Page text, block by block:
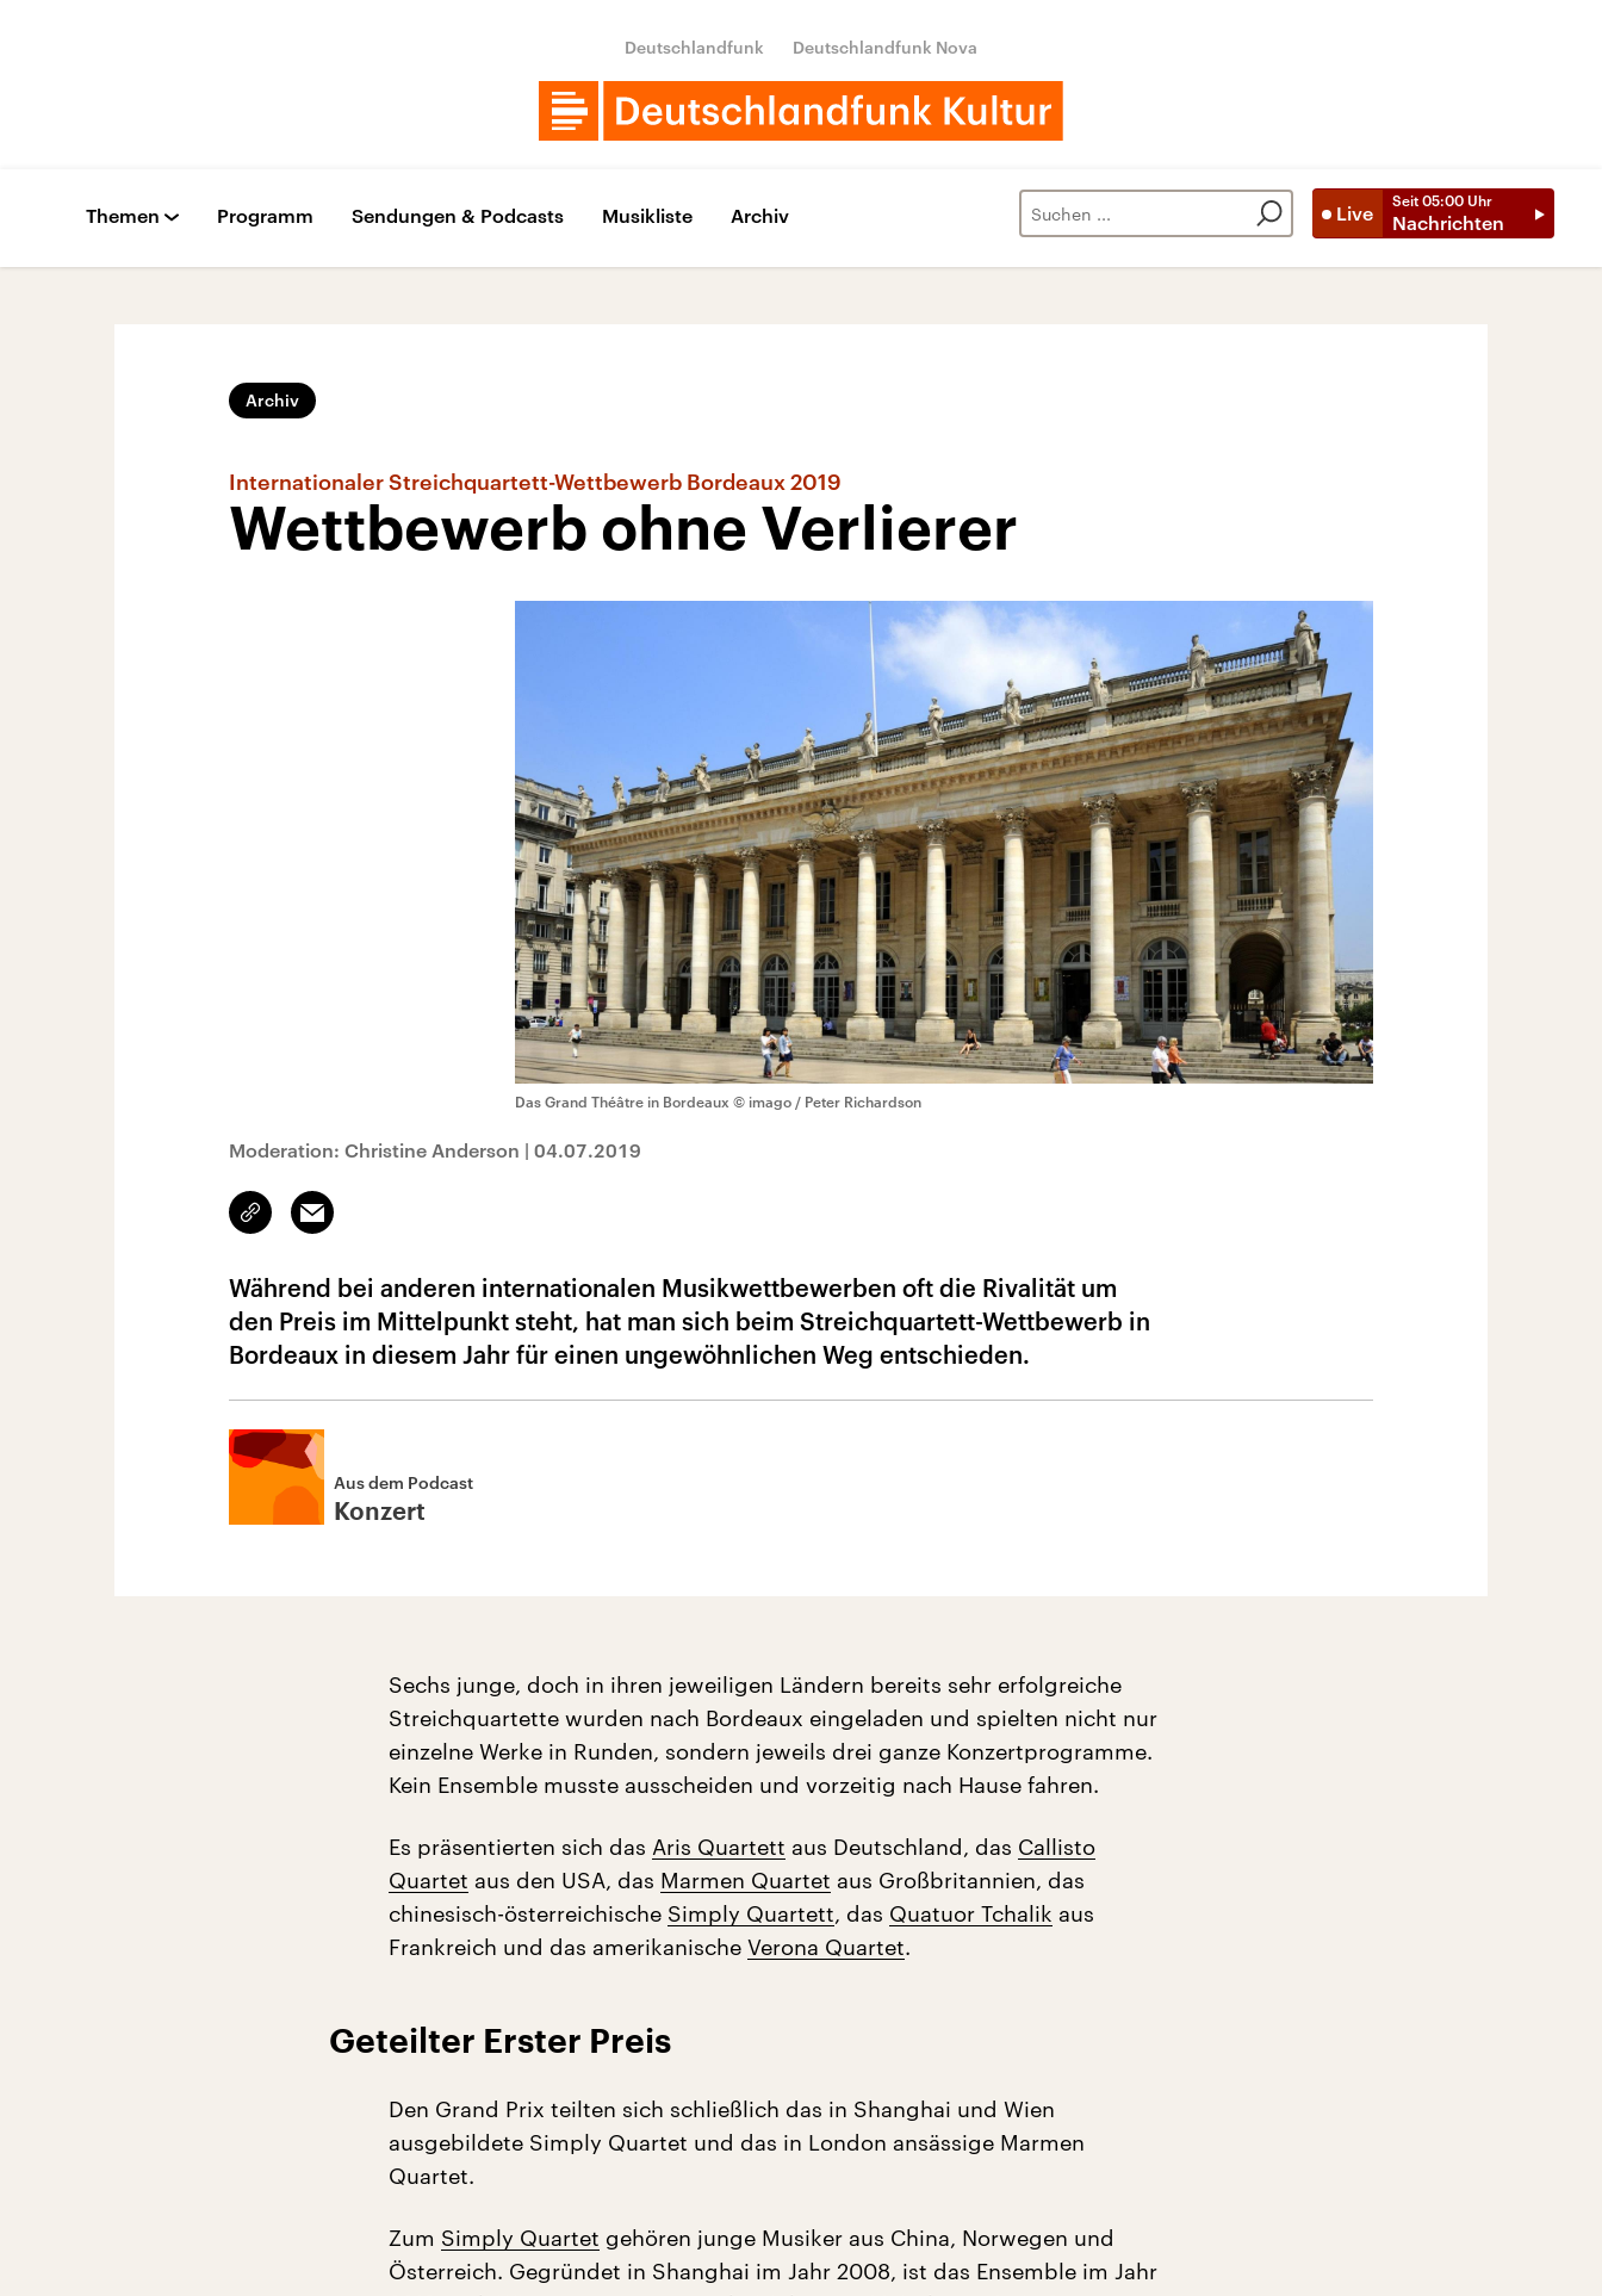
Deutschlandfunk Deutschlandfunk Nova
Live
Seit 05:00 Uhr
Nachrichten
Themen Programm Sendungen & Podcasts Musikliste Archiv
Archiv
Internationaler Streichquartett-Wettbewerb Bordeaux 2019
Wettbewerb ohne Verlierer
Das Grand Théâtre in Bordeaux © imago / Peter Richardson
Moderation: Christine Anderson | 04.07.2019
Link
kopieren/teilen
Email
Während bei anderen internationalen Musikwettbewerben oft die Rivalität um
den Preis im Mittelpunkt steht, hat man sich beim Streichquartett-Wettbewerb in
Bordeaux in diesem Jahr für einen ungewöhnlichen Weg entschieden.
Aus dem Podcast
Konzert
Sechs junge, doch in ihren jeweiligen Ländern bereits sehr erfolgreiche
Streichquartette wurden nach Bordeaux eingeladen und spielten nicht nur
einzelne Werke in Runden, sondern jeweils drei ganze Konzertprogramme.
Kein Ensemble musste ausscheiden und vorzeitig nach Hause fahren.
Es präsentierten sich das Aris Quartett aus Deutschland, das Callisto
Quartet aus den USA, das Marmen Quartet aus Großbritannien, das
chinesisch-österreichische Simply Quartett, das Quatuor Tchalik aus
Frankreich und das amerikanische Verona Quartet.
Geteilter Erster Preis
Den Grand Prix teilten sich schließlich das in Shanghai und Wien
ausgebildete Simply Quartet und das in London ansässige Marmen
Quartet.
Zum Simply Quartet gehören junge Musiker aus China, Norwegen und
Österreich. Gegründet in Shanghai im Jahr 2008, ist das Ensemble im Jahr